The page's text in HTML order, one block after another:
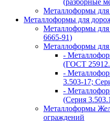
(разборные
Металлоформы для
Металлоформы для
Металлоформы
6665-91)
Металлоформы
-
(ГОСТ
-
3.503-17;
-
(Серия
Металлоформы
ограждений